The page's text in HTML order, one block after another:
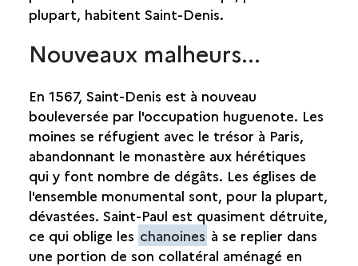
plupart, habitent Saint-Denis.
Nouveaux malheurs...
En 1567, Saint-Denis est à nouveau
bouleversée par l'occupation huguenote. Les
moines se réfugient avec le trésor à Paris,
abandonnant le monastère aux hérétiques
qui y font nombre de dégâts. Les églises de
l'ensemble monumental sont, pour la plupart,
dévastées. Saint-Paul est quasiment détruite,
ce qui oblige les chanoines à se replier dans
une portion de son collatéral aménagé en